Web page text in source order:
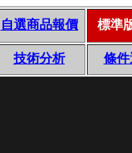
自選商品報價 標準
技術分析 條件